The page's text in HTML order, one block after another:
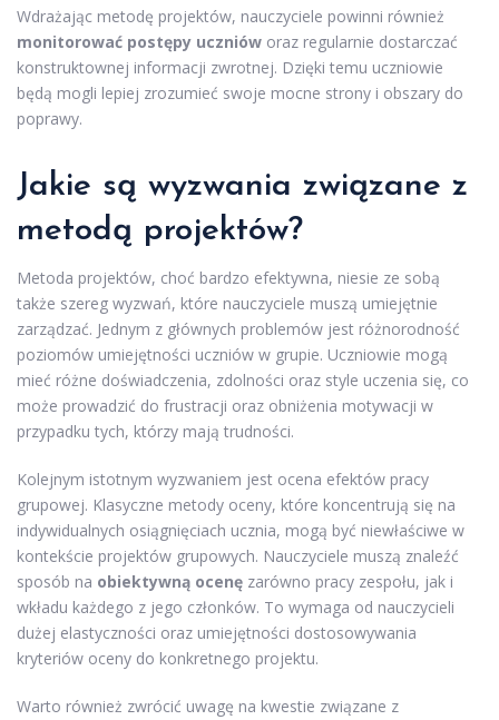
Wdrażając metodę projektów, nauczyciele powinni również
monitorować postępy uczniów oraz regularnie dostarczać
konstruktownej informacji zwrotnej. Dzięki temu uczniowie
będą mogli lepiej zrozumieć swoje mocne strony i obszary do
poprawy.
Jakie są wyzwania związane z
metodą projektów?
Metoda projektów, choć bardzo efektywna, niesie ze sobą
także szereg wyzwań, które nauczyciele muszą umiejętnie
zarządzać. Jednym z głównych problemów jest różnorodność
poziomów umiejętności uczniów w grupie. Uczniowie mogą
mieć różne doświadczenia, zdolności oraz style uczenia się, co
może prowadzić do frustracji oraz obniżenia motywacji w
przypadku tych, którzy mają trudności.
Kolejnym istotnym wyzwaniem jest ocena efektów pracy
grupowej. Klasyczne metody oceny, które koncentrują się na
indywidualnych osiągnięciach ucznia, mogą być niewłaściwe w
kontekście projektów grupowych. Nauczyciele muszą znaleźć
sposób na obiektywną ocenę zarówno pracy zespołu, jak i
wkładu każdego z jego członków. To wymaga od nauczycieli
dużej elastyczności oraz umiejętności dostosowywania
kryteriów oceny do konkretnego projektu.
Warto również zwrócić uwagę na kwestie związane z